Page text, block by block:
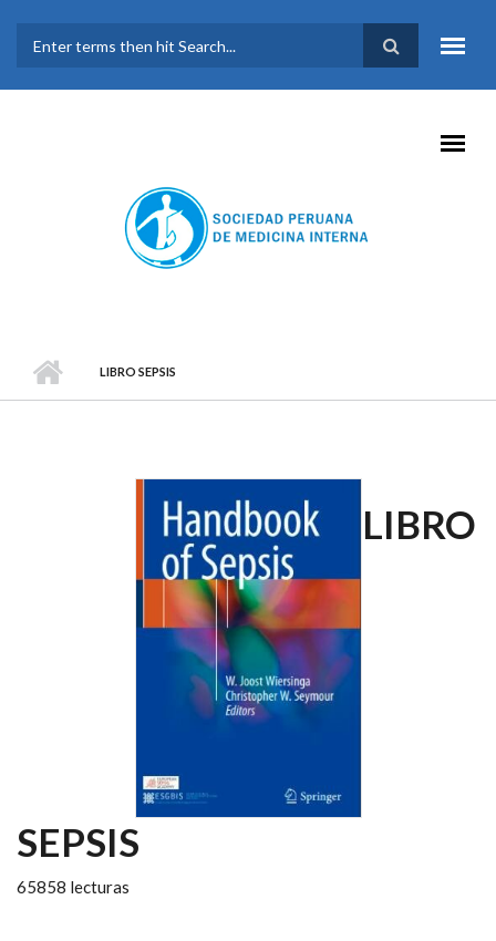
FORMULARIO DE
BÚSQUEDA
LIBRO SEPSIS
LIBRO
SEPSIS
65858 lecturas